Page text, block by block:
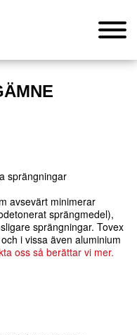
sprängningar
avsevärt minimerar
sprängmedel),
sprängningar. Tovex
i vissa även aluminium
oss så berättar vi mer.